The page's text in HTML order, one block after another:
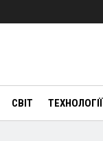
СВІТ ТЕХНОЛОГІЇ